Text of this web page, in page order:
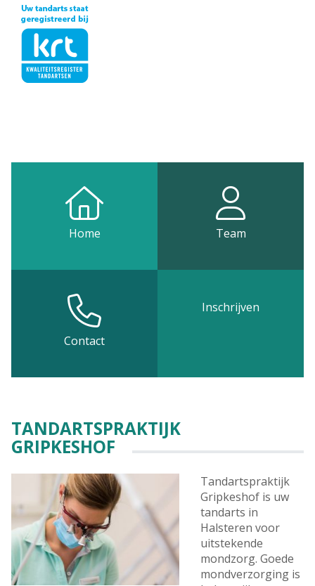
Home Team
Contact
Inschrijven
TANDARTSPRAKTIJK
GRIPKESHOF
Tandartspraktijk
Gripkeshof is uw
tandarts in
Halsteren voor
uitstekende
mondzorg. Goede
mondverzorging is